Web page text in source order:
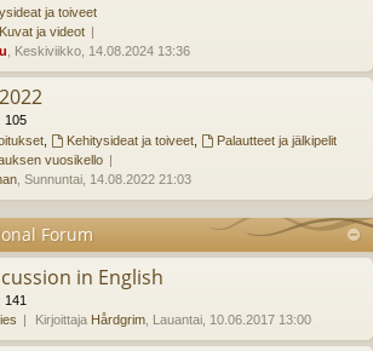
ja toiveet
ja videot
, Keskiviikko, 14.08.2024 13:36
105
, Kehitysideat ja toiveet,
Palautteet ja jälkipelit
vuosikello
, Sunnuntai, 14.08.2022 21:03
Forum
in English
141
Kirjoittaja Hårdgrim , Lauantai, 10.06.2017 13:00